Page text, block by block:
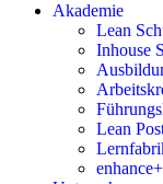
Akademie
Lean
Inhouse
Lean
enhance+